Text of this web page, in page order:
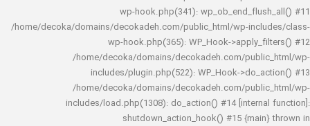
wp-hook.php(341):
/home/decoka/domains/decokadeh.com/public_html/wp-
wp-hook.php(365): WP_Hook-
/home/decoka/domains/decokadeh.com/
includes/plugin.php(522): WP_Hook-
/home/decoka/domains/decokadeh.com/
includes/load.php(1308): do_action() #14
shutdown_action_hook() #15